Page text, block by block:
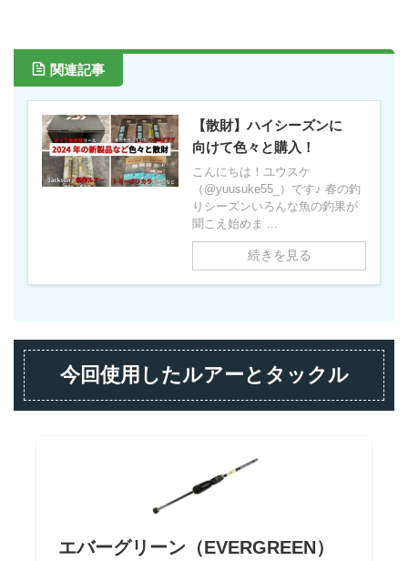
関連記事
【散財】ハイシーズンに
向けて色々と購入！
こんにちは！ユウスケ
（@yuusuke55_）です♪ 春の釣
りシーズンいろんな魚の釣果が
聞こえ始めま ...
続きを見る
今回使用したルアーとタックル
エバーグリーン（EVERGREEN）